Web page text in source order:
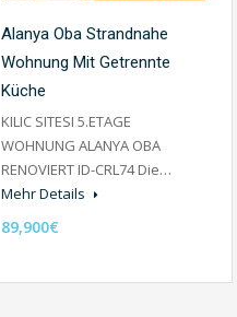
Alanya Oba Strandnahe
Wohnung Mit Getrennte
Küche
KILIC SITESI 5.ETAGE
WOHNUNG ALANYA OBA
RENOVIERT ID-CRL74 Die…
Mehr Details
89,900€